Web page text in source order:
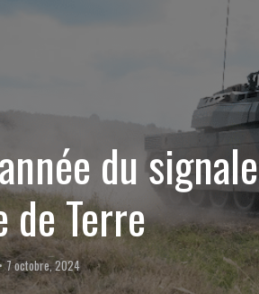
du
de Terre
7 octobre, 2024